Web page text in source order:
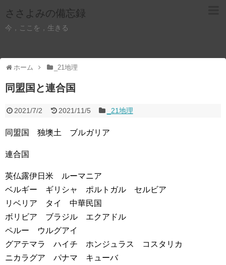
ささよみの備忘録
今，ここを，生きる
ホーム _21地理
同盟国と連合国
2021/7/2 2021/11/5 _21地理
同盟国 独墺土 ブルガリア
連合国
英仏露伊日米 ルーマニア
ベルギー ギリシャ ポルトガル セルビア
リベリア タイ 中華民国
ボリビア ブラジル エクアドル
ペルー ウルグアイ
グアテマラ ハイチ ホンジュラス コスタリカ
ニカラグア パナマ キューバ